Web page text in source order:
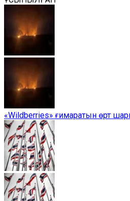
«Wildberries» ғимаратын өрт